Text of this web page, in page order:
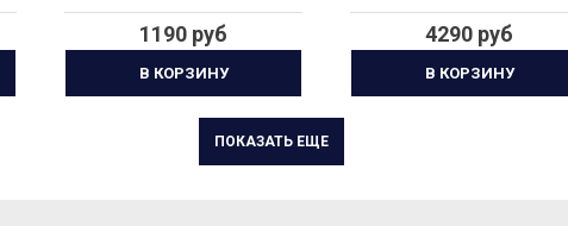
1190 руб
В КОРЗИНУ
4290 руб
В КОРЗИНУ
ПОКАЗАТЬ ЕЩЕ